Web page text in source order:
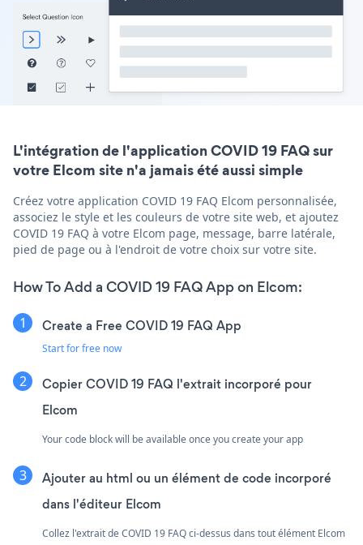
L'intégration de l'application COVID 19 FAQ sur
votre Elcom site n'a jamais été aussi simple
Créez votre application COVID 19 FAQ Elcom personnalisée,
associez le style et les couleurs de votre site web, et ajoutez
COVID 19 FAQ à votre Elcom page, message, barre latérale,
pied de page ou à l'endroit de votre choix sur votre site.
How To Add a COVID 19 FAQ App on Elcom:
Create a Free COVID 19 FAQ App
Start for free now
Copier COVID 19 FAQ l'extrait incorporé pour
Elcom
Your code block will be available once you create your app
Ajouter au html ou un élément de code incorporé
dans l'éditeur Elcom
Collez l'extrait de COVID 19 FAQ ci-dessus dans tout élément Elcom